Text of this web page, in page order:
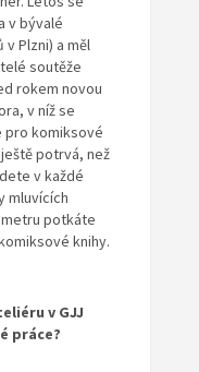
v bývalé
Plzni) a měl
soutěže
rokem novou
v níž se
pro komiksové
potrvá, než
v každé
mluvících
potkáte
knihy.
v GJJ
práce?